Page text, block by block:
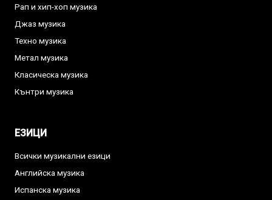
Рап и хип-хоп музика
Джаз музика
Техно музика
Метал музика
Класическа музика
Кънтри музика
ЕЗИЦИ
Всички музикални езици
Английска музика
Испанска музика